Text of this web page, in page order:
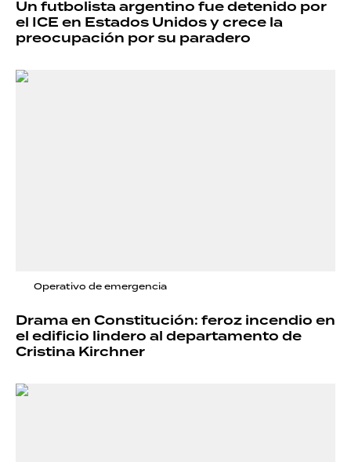
Un futbolista argentino fue detenido por
el ICE en Estados Unidos y crece la
preocupación por su paradero
Operativo de emergencia
Drama en Constitución: feroz incendio en
el edificio lindero al departamento de
Cristina Kirchner